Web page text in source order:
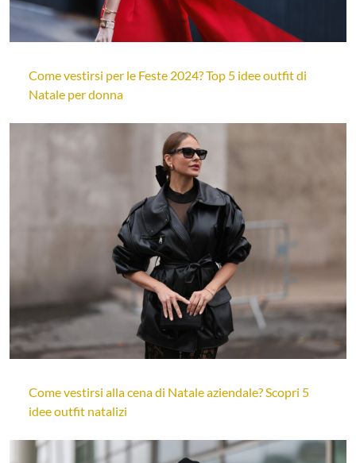
Come vestirsi per le Feste 2024? Top 5 idee outfit di
Natale per donna
Come vestirsi alla cena di Natale aziendale? Scopri 5
idee outfit natalizi